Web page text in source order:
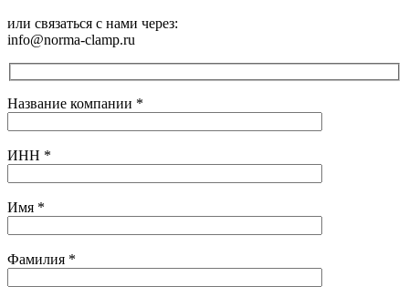
или связаться с нами через:
info@norma-clamp.ru
Название компании *
ИНН *
Имя *
Фамилия *